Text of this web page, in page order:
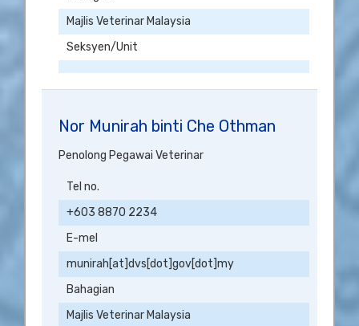
Majlis Veterinar Malaysia
Seksyen/Unit
Nor Munirah binti Che Othman
Penolong Pegawai Veterinar
Tel no.
+603 8870 2234
E-mel
munirah[at]dvs[dot]gov[dot]my
Bahagian
Majlis Veterinar Malaysia